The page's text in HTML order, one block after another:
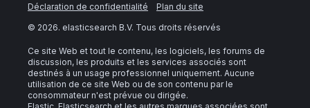
Déclaration de confidentialité
Plan du site
© 2026. elasticsearch B.V. Tous droits réservés
Ce site Web et tout le contenu, les logiciels, les forums de
discussion, les produits et les services associés sont
destinés à un usage professionnel uniquement. Aucune
utilisation de ce site Web ou de son contenu par le
consommateur n'est prévue ou dirigée.